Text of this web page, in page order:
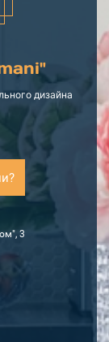
дизайна
3